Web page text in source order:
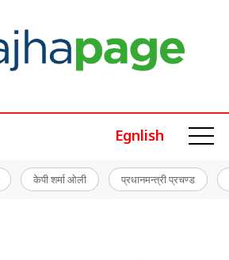
Egnlish
केपी शर्मा ओली प्रधानमन्त्री प्रचण्ड